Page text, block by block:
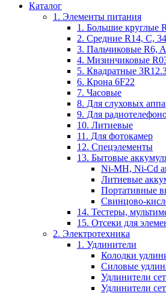
Каталог
1. Элементы питания
1. Большие круглые
2. Средние R14, C,
3. Пальчиковые R6,
4. Мизинчиковые
5. Квадратные
6. Крона 6F22
7. Часовые
8. Для слуховых
9. Для
10. Литиевые
11. Для фотокамер
12. Спецэлементы
13. Бытовые
Ni-MH, Ni-Cd
Литиевые
Портативные
Свинцово-
14. Тестеры,
15. Отсеки для
2. Электротехника
1. Удлинители
Колодки
Силовые
Удлинители
Удлинители